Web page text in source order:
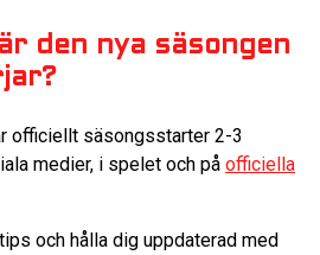
den nya säsongen
officiellt säsongsstarter 2-3
medier, i spelet och på officiella
och hålla dig uppdaterad med